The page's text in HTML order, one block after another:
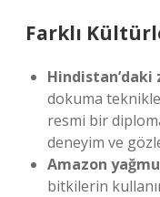
Farklı
dokuma
resmi bir
deneyim ve
Amazon
bitkilerin